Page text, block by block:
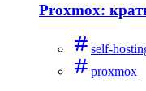
Proxmox:
self-
proxmox